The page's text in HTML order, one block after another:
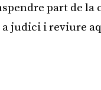
part de la
judici i reviure